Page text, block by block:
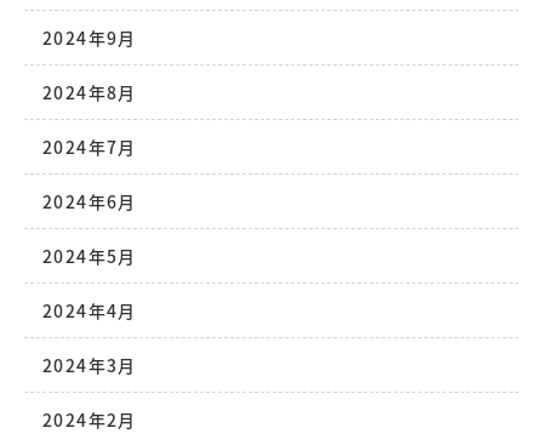
2024年9月
2024年8月
2024年7月
2024年6月
2024年5月
2024年4月
2024年3月
2024年2月